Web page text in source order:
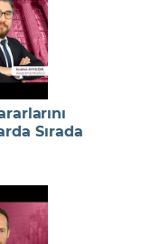
Sırada